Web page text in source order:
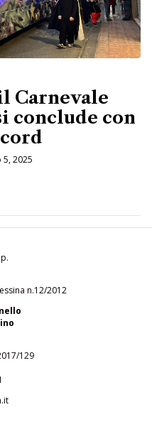
Carnevale
conclude con
5, 2025
n.12/2012
129